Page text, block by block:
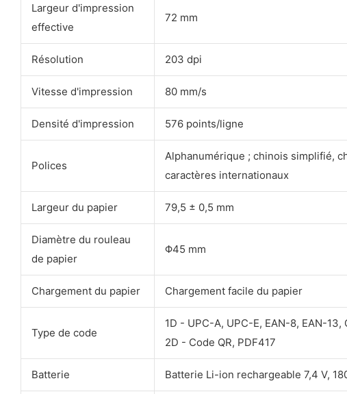
Largeur d'impression
effective
72 mm
Résolution 203 dpi
Vitesse d'impression 80 mm/s
Densité d'impression 576 points/ligne
Polices
Alphanumérique ; chinois simplifié,
caractères internationaux
Largeur du papier 79,5 ± 0,5 mm
Diamètre du rouleau
de papier
Φ45 mm
Chargement du papier Chargement facile du papier
Type de code
1D - UPC-A, UPC-E, EAN-8, EAN-13,
2D - Code QR, PDF417
Batterie Batterie Li-ion rechargeable 7,4 V,